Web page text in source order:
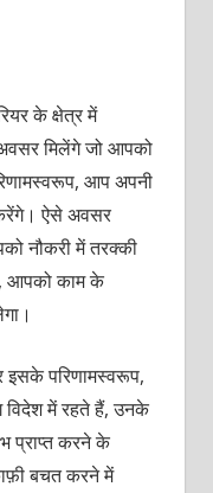
के क्षेत्र में
मिलेंगे जो आपको
आप अपनी
ऐसे अवसर
नौकरी में तरक्की
आपको काम के
इसके परिणामस्वरूप,
में रहते हैं, उनके
प्राप्त करने के
बचत करने में